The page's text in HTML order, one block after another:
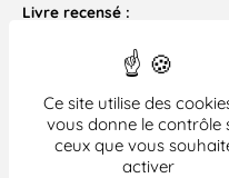
Ce site utilise des
vous donne le contrôle
ceux que vous
activer
Livre recensé :
– Le crime est presque
Nicolino. Les liens qui libèrent
FacebookBluesky